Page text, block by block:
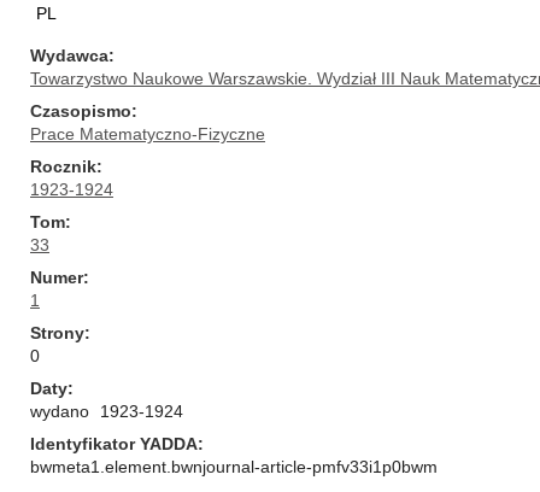
PL
Wydawca
Towarzystwo Naukowe Warszawskie. Wydział III Nauk
Czasopismo
Prace Matematyczno-Fizyczne
Rocznik
1923-1924
Tom
33
Numer
1
Strony
0
Daty
wydano
1923-1924
Identyfikator YADDA
bwmeta1.element.bwnjournal-article-pmfv33i1p0bwm